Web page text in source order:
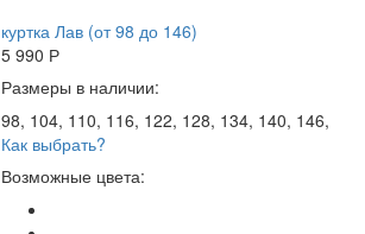
куртка Лав (от 98 до 146)
5 990 Р
Размеры в наличии:
98, 104, 110, 116, 122, 128, 134, 140, 146,
Как выбрать?
Возможные цвета: